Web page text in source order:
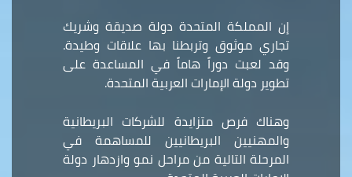
إن المملكة المتحدة دولة صديقة وشريك
تجاري موثوق وتربطنا بها علاقات وطيدة.
وقد لعبت دوراً هاماً في المساعدة على
تطوير دولة الإمارات العربية المتحدة.
وهناك فرص متزايدة للشركات البريطانية
والمهنيين البريطانيين للمساهمة في
المرحلة التالية من مراحل نمو وازدهار دولة